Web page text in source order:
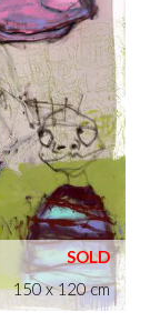
150 x 120 cm